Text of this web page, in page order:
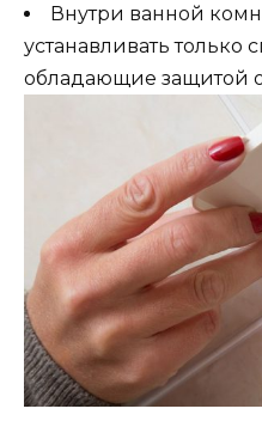
Внутри ванной
устанавливать только
обладающие защитой